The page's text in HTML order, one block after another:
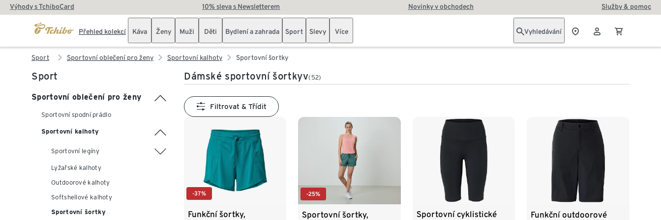
Výhody s TchiboCard 10% sleva s Newsletterem Novinky v obchodech Služby & pomoc
Přehled kolekcí Káva Ženy Muži Děti Bydlení a zahrada Sport Slevy Více Vyhledávání
Sport Sportovní oblečení pro ženy Sportovní kalhoty Sportovní šortky
Sport
Sportovní oblečení pro ženy
Sportovní spodní prádlo
Sportovní kalhoty
Sportovní legíny
Lyžařské kalhoty
Outdoorové kalhoty
Softshellové kalhoty
Sportovní šortky
Dámské sportovní šortkyv(52)
Filtrovat & Třídit
-37%
Funkční šortky,
-25%
Sportovní šortky,
Sportovní cyklistické
Funkční outdoorové